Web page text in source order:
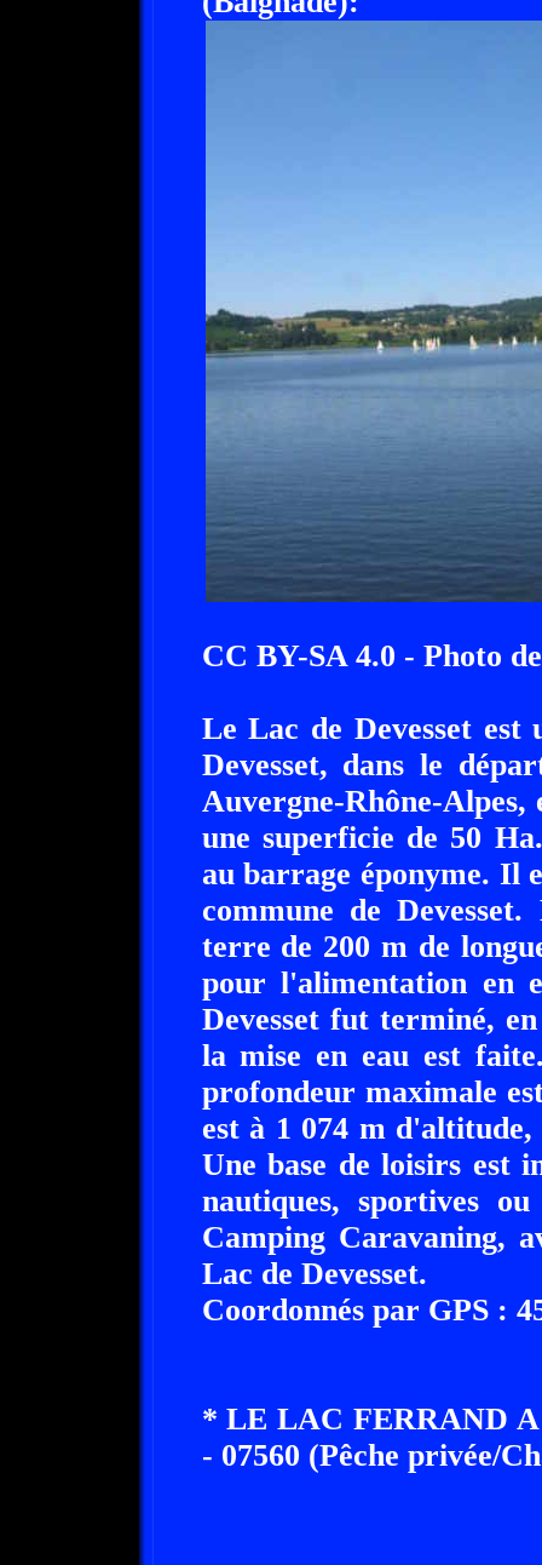
CC BY-SA 4.0 - Photo
Le Lac de Devesset
Devesset, dans le
Auvergne-Rhône-Alpes,
une superficie de 50
au barrage éponyme. Il
commune de
terre de 200 m de
pour l'alimentation en
Devesset fut terminé,
la mise en eau est
profondeur maximale
est à 1 074 m
Une base de loisirs est
nautiques, sportives
Camping Caravaning,
Lac de Devesset.
Coordonnés par GPS :
* LE LAC FERRAND
- 07560 (Pêche privée/